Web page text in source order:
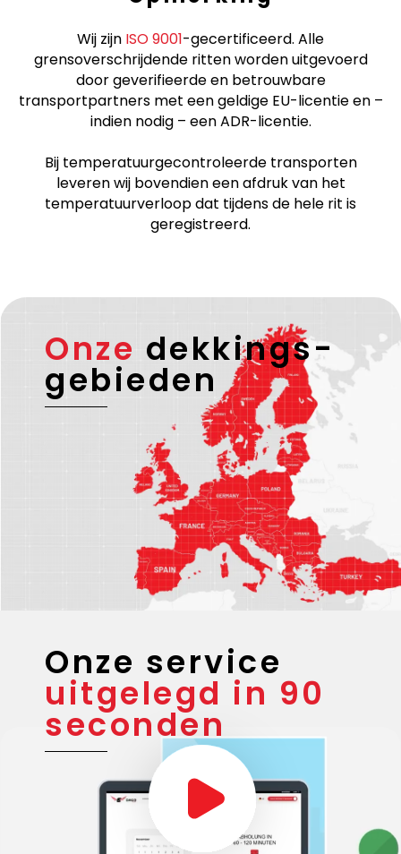
Wij zijn ISO 9001-gecertificeerd. Alle
grensoverschrijdende ritten worden uitgevoerd
door geverifieerde en betrouwbare
transportpartners met een geldige EU-licentie en –
indien nodig – een ADR-licentie.
Bij temperatuurgecontroleerde transporten
leveren wij bovendien een afdruk van het
temperatuurverloop dat tijdens de hele rit is
geregistreerd.
Onze dekkings-
gebieden
Onze service
uitgelegd in 90
seconden